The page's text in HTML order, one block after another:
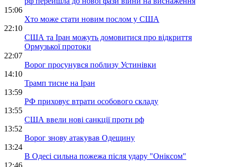
15:06
Хто може стати новим послом у США
22:10
США та Іран можуть домовитися про відкриття
Ормузької протоки
22:07
Ворог просунувся поблизу Устинівки
14:10
Трамп тисне на Іран
13:59
РФ приховує втрати особового складу
13:55
США ввели нові санкції проти рф
13:52
Ворог знову атакував Одещину
13:24
В Одесі сильна пожежа після удару "Оніксом"